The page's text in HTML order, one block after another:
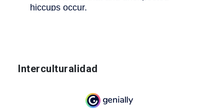
Interculturalidad